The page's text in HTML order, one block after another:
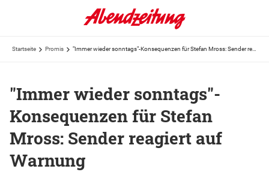
Startseite Promis
"Immer wieder sonntags"-
Konsequenzen für Stefan
Mross: Sender reagiert auf
Warnung